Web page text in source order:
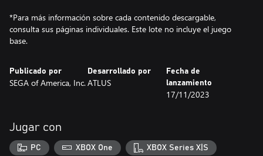
*Para más información sobre cada contenido descargable,
consulta sus páginas individuales. Este lote no incluye el juego
base.
Publicado por
SEGA of America, Inc.
Desarrollado por
ATLUS
Fecha de
lanzamiento
17/11/2023
Jugar con
PC XBOX One XBOX Series X|S